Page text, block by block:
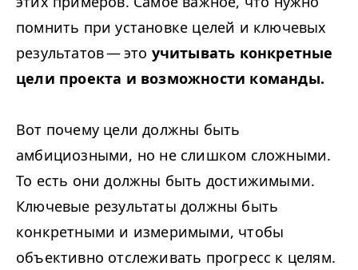
помнить при установке целей и ключевых
результатов — это учитывать конкретные
цели проекта и возможности команды.
Вот почему цели должны быть
амбициозными, но не слишком сложными.
То есть они должны быть достижимыми.
Ключевые результаты должны быть
конкретными и измеримыми, чтобы
объективно отслеживать прогресс к целям.